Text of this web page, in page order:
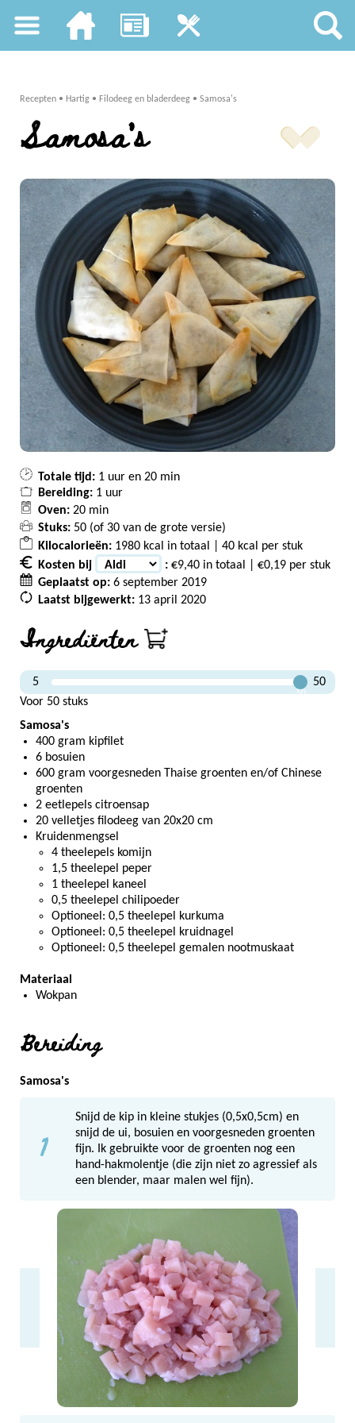
Recepten • Hartig • Filodeeg en bladerdeeg • Samosa's
Samosa's
Totale tijd: 1 uur en 20 min
Bereiding: 1 uur
Oven: 20 min
Stuks: 50 (of 30 van de grote versie)
Kilocalorieën: 1980 kcal in totaal | 40 kcal per stuk
Kosten bij
: €9,40 in totaal | €0,19 per stuk
Geplaatst op: 6 september 2019
Laatst bijgewerkt: 13 april 2020
Ingrediënten
5
50
50
Voor 50 stuks
Samosa's
400 gram kipfilet
6 bosuien
600 gram voorgesneden Thaise groenten en/of Chinese
groenten
2 eetlepels citroensap
20 velletjes filodeeg van 20x20 cm
Kruidenmengsel
4 theelepels komijn
1,5 theelepel peper
1 theelepel kaneel
0,5 theelepel chilipoeder
Optioneel: 0,5 theelepel kurkuma
Optioneel: 0,5 theelepel kruidnagel
Optioneel: 0,5 theelepel gemalen nootmuskaat
Materiaal
Wokpan
Bereiding
Samosa's
1
Snijd de kip in kleine stukjes (0,5x0,5cm) en
snijd de ui, bosuien en voorgesneden groenten
fijn. Ik gebruikte voor de groenten nog een
hand-hakmolentje (die zijn niet zo agressief als
een blender, maar malen wel fijn).